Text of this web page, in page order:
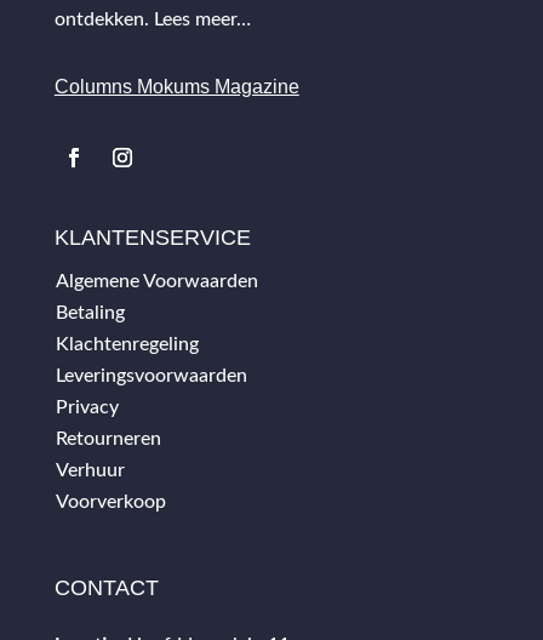
ontdekken. Lees meer…
Columns Mokums Magazine
KLANTENSERVICE
Algemene Voorwaarden
Betaling
Klachtenregeling
Leveringsvoorwaarden
Privacy
Retourneren
Verhuur
Voorverkoop
CONTACT